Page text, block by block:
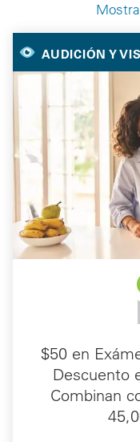
Your Selected
AUDICIÓN Y
$50 en
Descuento
Combinan